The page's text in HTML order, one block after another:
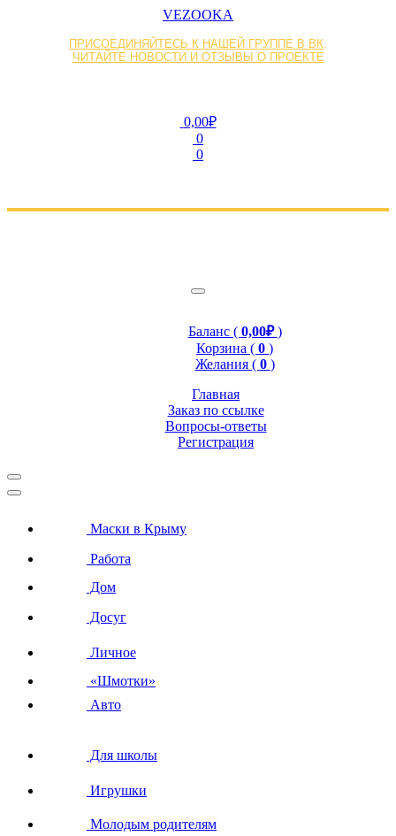
VEZOOKA
ПРИСОЕДИНЯЙТЕСЬ К НАШЕЙ ГРУППЕ В ВК,
ЧИТАЙТЕ НОВОСТИ И ОТЗЫВЫ О ПРОЕКТЕ
0,00₽
0
0
Баланс ( 0,00₽)
Корзина ( 0 )
Желания ( 0 )
Главная
Заказ по ссылке
Вопросы-ответы
Регистрация
Маски в Крыму
Работа
Дом
Досуг
Личное
«Шмотки»
Авто
Для школы
Игрушки
Молодым родителям